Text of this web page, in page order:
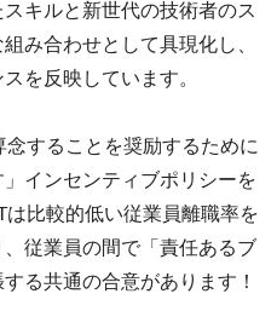
キルと新世代の技術者のス
み合わせとして具現化し、
を反映しています。
することを奨励するために
」インセンティブポリシーを
比較的低い従業員離職率を
従業員の間で「責任あるブ
る共通の合意があります！